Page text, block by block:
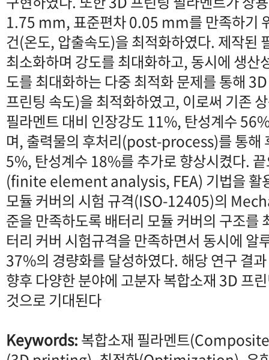
1.75 mm, 표준편차 0.05 mm를 만족하기
건(온도, 압출속도)을 최적화하였다. 제작된
최소화하며 강도를 최대화하고, 동시에 생산
도를 최대화하는 다중 최적화 문제를 통해
프린팅 속도)을 최적화하였고, 이로써 기존
필라멘트 대비 인장강도 11%, 탄성계수
며, 출력물의 후처리(post-process)를 통해
5%, 탄성계수 18%를 추가로 향상시켰다.
(finite element analysis, FEA) 기법을 활
모듈 커버의 시험 규격(ISO-12405)의
준을 만족하도록 배터리 모듈 커버의 구조를
터리 커버 시험규격을 만족하면서 동시에 알
37%의 경량화를 달성하였다. 해당 연구 결
향후 다양한 분야에 고분자 복합소재 3D 프
것으로 기대된다
Keywords:복합소재 필라멘트